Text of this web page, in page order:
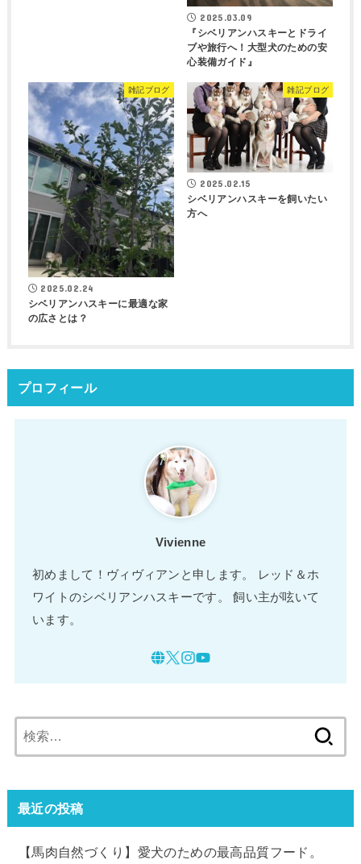
2025.03.09
『シベリアンハスキーとドライ
ブや旅行へ！大型犬のための安
心装備ガイド』
雑記ブログ
2025.02.24
シベリアンハスキーに最適な家
の広さとは？
雑記ブログ
2025.02.15
シベリアンハスキーを飼いたい
方へ
プロフィール
Vivienne
初めまして！ヴィヴィアンと申します。 レッド＆ホ
ワイトのシベリアンハスキーです。 飼い主が呟いて
います。
索:
最近の投稿
【馬肉自然づくり】愛犬のための最高品質フード。